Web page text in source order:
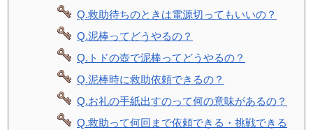
Q.救助待ちのときは電源切ってもいいの？
Q.泥棒ってどうやるの？
Q.トドの壺で泥棒ってどうやるの？
Q.泥棒時に救助依頼できるの？
Q.お礼の手紙出すのって何の意味があるの？
Q.救助って何回まで依頼できる・挑戦できる